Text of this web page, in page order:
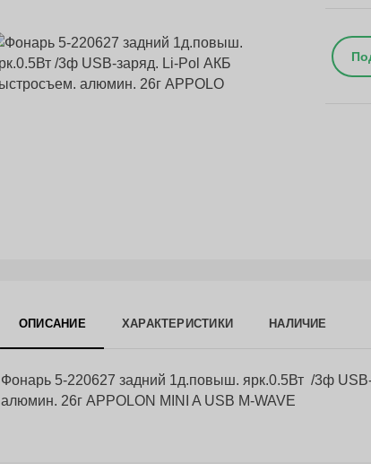
ОПИСАНИЕ ХАРАКТЕРИСТИКИ НАЛИЧИЕ
Фонарь 5-220627 задний 1д.повыш. ярк.0.5Вт /3ф
алюмин. 26г APPOLON MINI A USB M-WAVE